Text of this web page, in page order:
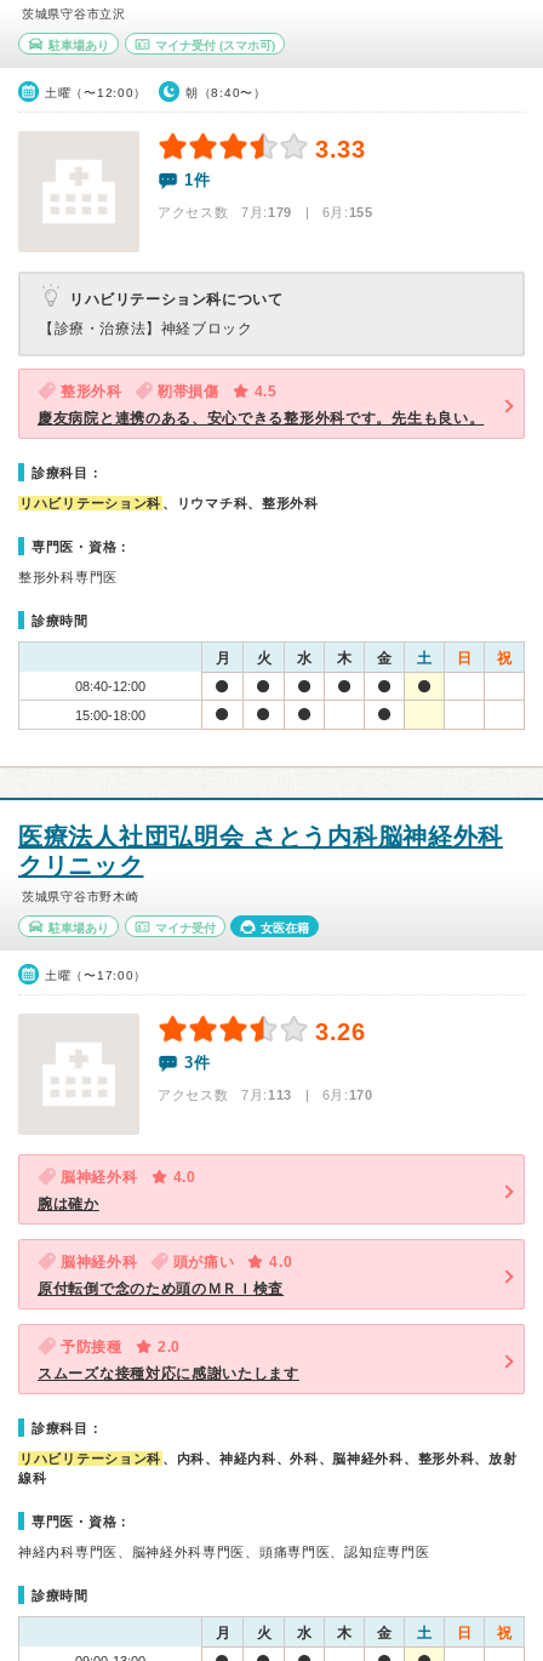
茨城県守谷市立沢
駐車場あり マイナ受付(スマホ可)
土曜（〜12:00） 朝（8:40〜）
3.33
1件
アクセス数 7月:179 | 6月:155
リハビリテーション科について
【診療・治療法】 神経ブロック
整形外科 靭帯損傷
4.5
慶友病院と連携のある、安心できる整形外科です。先生も良い。
診療科目：
リハビリテーション科 、リウマチ科、整形外科
専門医・資格：
整形外科専門医
診療時間
月 火 水 木 金 土 日 祝
08:40-12:00
15:00-18:00
医療法人社団弘明会 さとう内科脳神経外科
クリニック
茨城県守谷市野木崎
駐車場あり マイナ受付 女医在籍
土曜（〜17:00）
3.26
3件
アクセス数 7月:113 | 6月:170
脳神経外科
4.0
腕は確か
脳神経外科 頭が痛い
4.0
原付転倒で念のため頭のＭＲＩ検査
予防接種
2.0
スムーズな接種対応に感謝いたします
診療科目：
リハビリテーション科 、内科、神経内科、外科、脳神経外科、整形外科、放射
線科
専門医・資格：
神経内科専門医、脳神経外科専門医、頭痛専門医、認知症専門医
診療時間
月 火 水 木 金 土 日 祝